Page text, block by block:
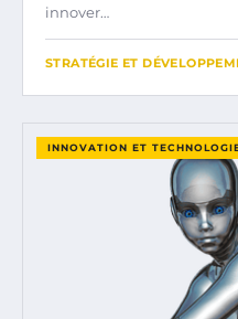
innover…
STRATÉGIE ET
INNOVATION ET